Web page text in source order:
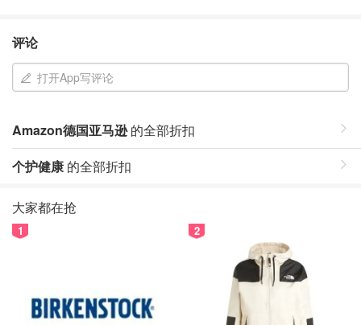
评论
打开App写评论
Amazon德国亚马逊的全部折扣
个护健康 的全部折扣
大家都在抢
1 2